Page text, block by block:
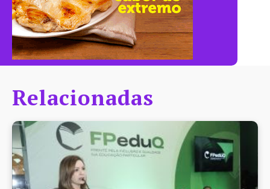
Relacionadas